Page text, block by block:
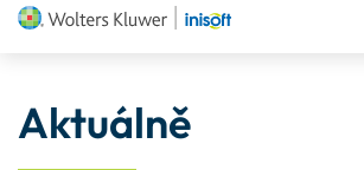
Aktuálně